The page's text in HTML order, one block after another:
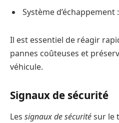
Système d’échappement
Il est essentiel de réagir
pannes coûteuses et
véhicule.
Signaux de sécurité
Les signaux de sécuritésur le